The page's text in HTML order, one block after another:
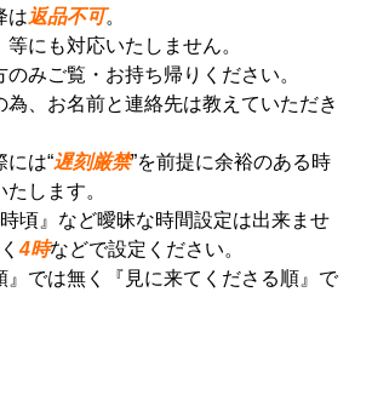
は返品不可。
等にも対応いたしません。
のみご覧・お持ち帰りください。
為、お名前と連絡先は教えていただき
には“遅刻厳禁”を前提に余裕のある時
します。
頃』など曖昧な時間設定は出来ませ
4時などで設定ください。
』では無く『見に来てくださる順』で